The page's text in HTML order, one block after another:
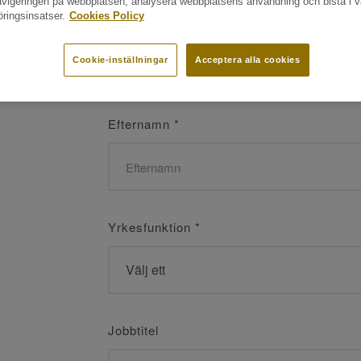
Namn
Efternamn *
Yrkesfunktion *
Jobbtitel
Cookies Policy
Acceptera alla cookies
Cookie-inställningar